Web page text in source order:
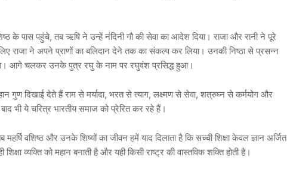
के पास पहुंचे, तब ऋषि ने उन्हें नंदिनी गौ की सेवा का आदेश दिया। राजा और रानी ने पूरे
राजा ने अपने प्राणों का बलिदान देने तक का संकल्प कर लिया। उनकी निष्ठा से प्रसन्न
आगे चलकर उनके पुत्र रघु के नाम पर रघुवंश प्रसिद्ध हुआ।
गुण दिखाई देते हैं राम से मर्यादा, भरत से त्याग, लक्ष्मण से सेवा, शत्रुघ्न से कर्मयोग और
भी ये चरित्र भारतीय समाज को प्रेरित कर रहे हैं।
वशिष्ठ और उनके शिष्यों का जीवन हमें याद दिलाता है कि सच्ची शिक्षा केवल ज्ञान अर्जित
व्यक्ति को महान बनाती है और यही किसी राष्ट्र की वास्तविक शक्ति होती है।